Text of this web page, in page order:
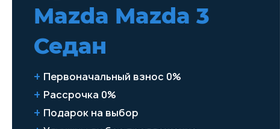
Mazda Mazda 3
Седан
Первоначальный взнос 0%
Рассрочка 0%
Подарок на выбор